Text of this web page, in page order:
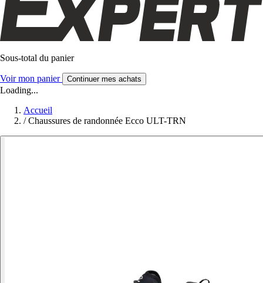
Sous-total du panier
Voir mon panier Continuer mes achats
Loading...
Accueil
/ Chaussures de randonnée Ecco ULT-TRN